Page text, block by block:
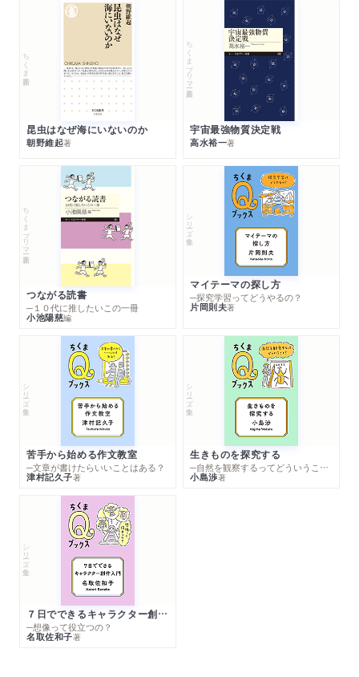
ちくま新書
昆虫はなぜ海にいないのか
朝野維起著
ちくまプリマー新書
宇宙最強物質決定戦
高水裕一著
ちくまプリマー新書
つながる読書
─１０代に推したいこの一冊
小池陽慈編
シリーズ・全集
マイテーマの探し方
─探究学習ってどうやるの？
片岡則夫著
シリーズ・全集
苦手から始める作文教室
─文章が書けたらいいことはある？
津村記久子著
シリーズ・全集
生きものを探究する
─自然を観察するってどういうこと？
小島渉著
シリーズ・全集
７日でできるキャラクター創作入門
─想像って役立つの？
名取佐和子著